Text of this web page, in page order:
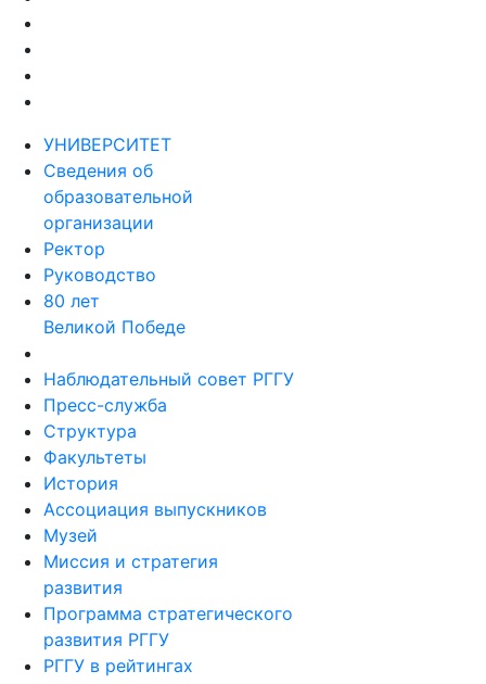
УНИВЕРСИТЕТ
Сведения об
образовательной
организации
Ректор
Руководство
80 лет
Великой Победе
Наблюдательный совет РГГУ
Пресс-служба
Структура
Факультеты
История
Ассоциация выпускников
Музей
Миссия и стратегия
развития
Программа стратегического
развития РГГУ
РГГУ в рейтингах